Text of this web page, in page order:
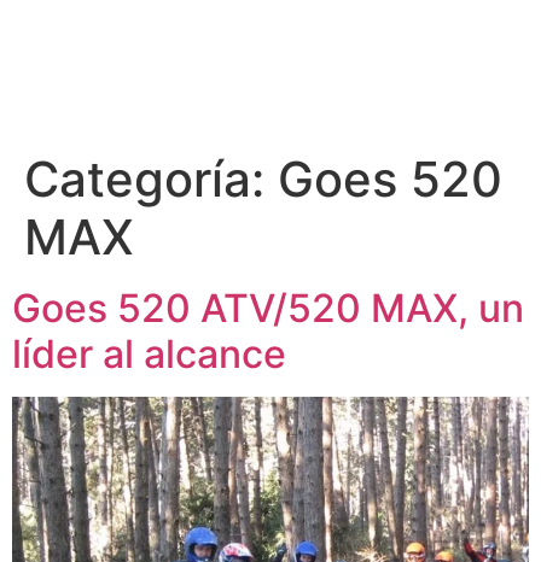
Categoría: Goes 520
MAX
Goes 520 ATV/520 MAX, un
líder al alcance